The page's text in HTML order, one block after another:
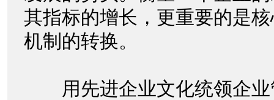
其指标的增长，更重要的是
机制的转换。
用先进企业文化统领企业